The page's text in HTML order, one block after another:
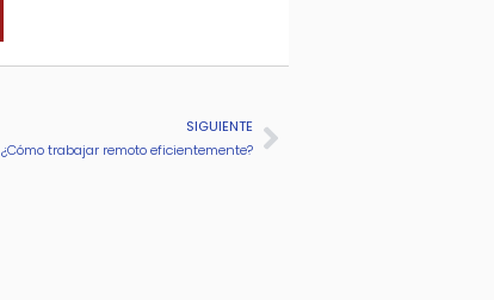
SIGUIENTE
¿Cómo trabajar remoto eficientemente?